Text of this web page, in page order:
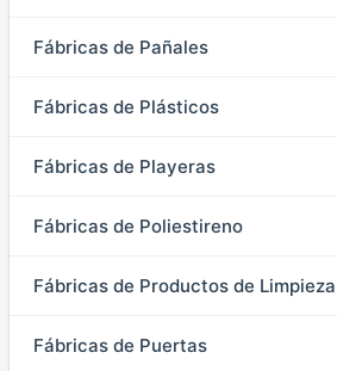
Fábricas de Pañales
Fábricas de Plásticos
Fábricas de Playeras
Fábricas de Poliestireno
Fábricas de Productos de Limpieza
Fábricas de Puertas